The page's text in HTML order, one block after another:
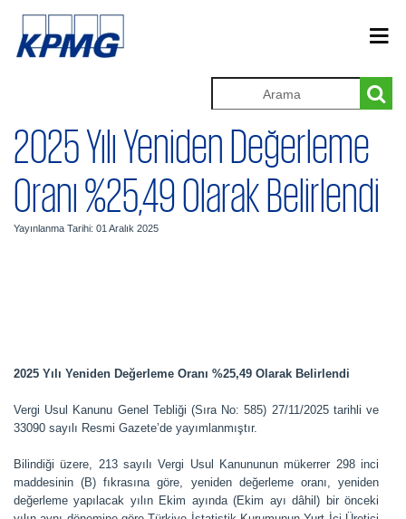
2025 Yılı Yeniden Değerleme
Oranı %25,49 Olarak Belirlendi
Yayınlanma Tarihi: 01 Aralık 2025
2025 Yılı Yeniden Değerleme Oranı %25,49 Olarak Belirlendi
Vergi Usul Kanunu Genel Tebliği (Sıra No: 585) 27/11/2025 tarihli ve
33090 sayılı Resmi Gazete’de yayımlanmıştır.
Bilindiği üzere, 213 sayılı Vergi Usul Kanununun mükerrer 298 inci
maddesinin (B) fıkrasına göre, yeniden değerleme oranı, yeniden
değerleme yapılacak yılın Ekim ayında (Ekim ayı dâhil) bir önceki